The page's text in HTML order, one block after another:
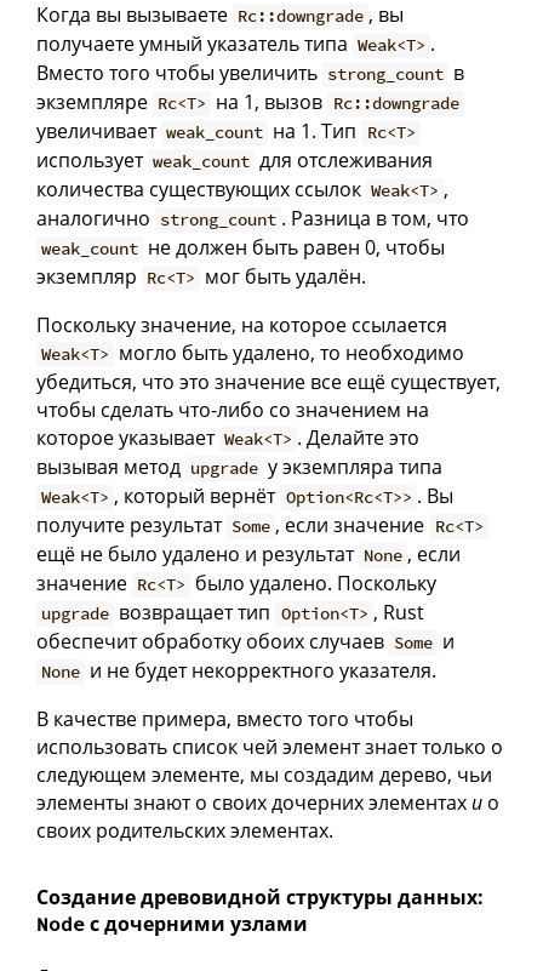
Когда вы вызываете Rc::downgrade , вы
получаете умный указатель типа Weak<T> .
Вместо того чтобы увеличить strong_count в
экземпляре Rc<T> на 1, вызов Rc::downgrade
увеличивает weak_count на 1. Тип Rc<T>
использует weak_count для отслеживания
количества существующих ссылок Weak<T> ,
аналогично strong_count . Разница в том, что
weak_count не должен быть равен 0, чтобы
экземпляр Rc<T> мог быть удалён.
Поскольку значение, на которое ссылается
Weak<T> могло быть удалено, то необходимо
убедиться, что это значение все ещё существует,
чтобы сделать что-либо со значением на
которое указывает Weak<T> . Делайте это
вызывая метод upgrade у экземпляра типа
Weak<T> , который вернёт Option<Rc<T>> . Вы
получите результат Some , если значение Rc<T>
ещё не было удалено и результат None , если
значение Rc<T> было удалено. Поскольку
upgrade возвращает тип Option<T> , Rust
обеспечит обработку обоих случаев Some и
None и не будет некорректного указателя.
В качестве примера, вместо того чтобы
использовать список чей элемент знает только о
следующем элементе, мы создадим дерево, чьи
элементы знают о своих дочерних элементах и о
своих родительских элементах.
Создание древовидной структуры данных:
Node с дочерними узлами